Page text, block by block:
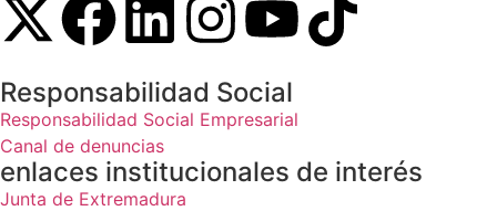
Responsabilidad Social
Responsabilidad Social Empresarial
Canal de denuncias
enlaces institucionales de interés
Junta de Extremadura